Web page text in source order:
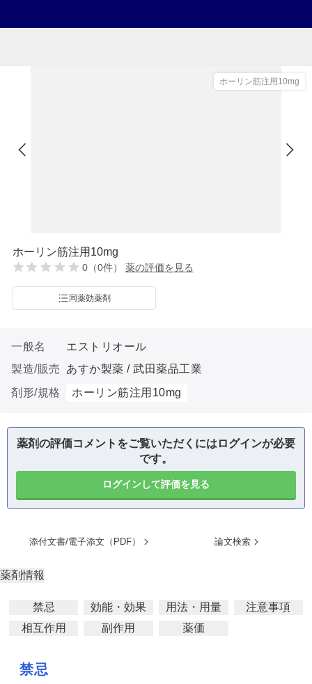
ホーリン筋注用10mg
ホーリン筋注用10mg
0（0件） 薬の評価を見る
同薬効薬剤
一般名
エストリオール
製造/販売
あすか製薬 / 武田薬品工業
剤形/規格
ホーリン筋注用10mg
薬剤の評価コメントをご覧いただくにはログインが必要
です。
ログインして評価を見る
添付文書/電子添文（PDF） 論文検索
薬剤情報
禁忌 効能・効果 用法・用量
注意事項
相互作用
副作用 薬価
禁忌